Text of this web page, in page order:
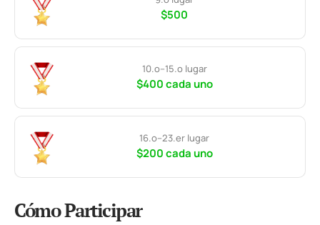
$500
10.º–15.º lugar
$400 cada uno
16.º–23.er lugar
$200 cada uno
Cómo Participar